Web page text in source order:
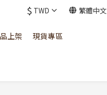
$ TWD 繁體中文
上架
現貨專區